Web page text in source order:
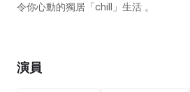
令你心動的獨居「chill」生活 。
演員